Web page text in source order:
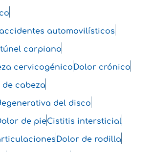
automovilísticos
carpiano
cervicogénicoDolor crónico
cabeza
del disco
de pieCistitis intersticial
Dolor de rodilla